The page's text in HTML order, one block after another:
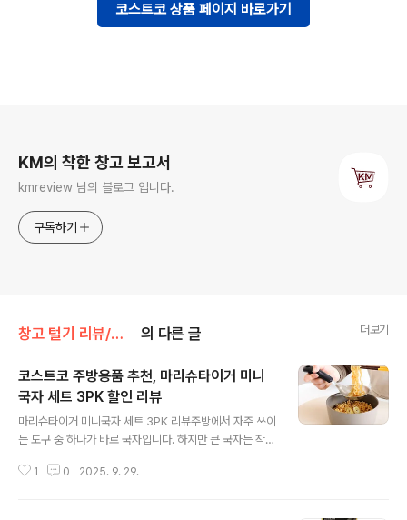
코스트코 상품 페이지 바로가기
KM의 착한 창고 보고서
kmreview 님의 블로그 입니다.
구독하기
창고 털기 리뷰/생활용품 의 다른 글 더보기
코스트코 주방용품 추천, 마리슈타이거 미니
국자 세트 3PK 할인 리뷰
마리슈타이거 미니국자 세트 3PK 리뷰주방에서 자주 쓰이
는 도구 중 하나가 바로 국자입니다. 하지만 큰 국자는 작은
습니다. 이럴 때 활용하기 좋은 것이 바로 마리슈타이거 미
1 0 2025. 9. 29.